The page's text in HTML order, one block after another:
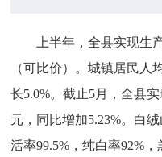
上半年，全县实现生
（可比价）。城镇居民人
长5.0%。截止5月，全县
元，同比增加5.23%。白
活率99.5%，纯白率92%，